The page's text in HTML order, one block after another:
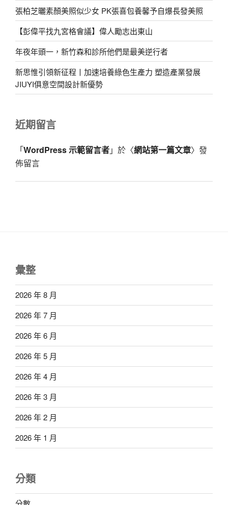
張柏芝曬素顏美照似少女 PK張喜包養馨予自爆長發美照
【彭偉平找九宮格會議】偉人勵志出東山
年夜年頭一，新竹森和診所他們是最美逆行者
新思惟引領新征程丨加速培養綠色生產力 塑造產業發展
JIUYI俱意空間設計新優勢
近期留言
「WordPress 示範留言者」於〈網站第一篇文章〉發
佈留言
彙整
2026 年 8 月
2026 年 7 月
2026 年 6 月
2026 年 5 月
2026 年 4 月
2026 年 3 月
2026 年 2 月
2026 年 1 月
分類